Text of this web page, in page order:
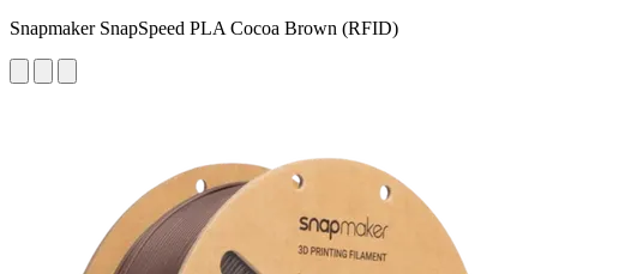
Snapmaker SnapSpeed PLA Cocoa Brown (RFID)